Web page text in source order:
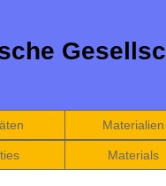
Materialien
Materials